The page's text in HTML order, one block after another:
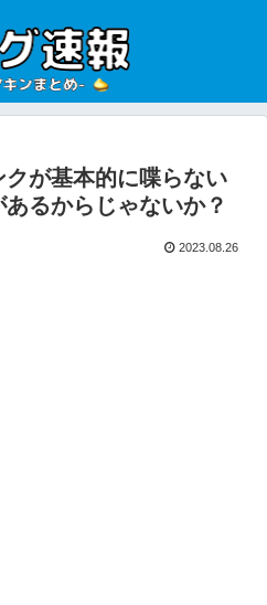
クが基本的に喋らない
るからじゃないか？
2023.08.26